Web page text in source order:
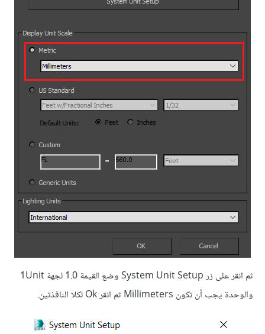
ثم انقر على زر System Unit Setup وضع القيمة 1.0 لجهة 1Unit
والوحدة يجب أن تكون Millimeters ثم انقر Ok لكلا النافذتين.